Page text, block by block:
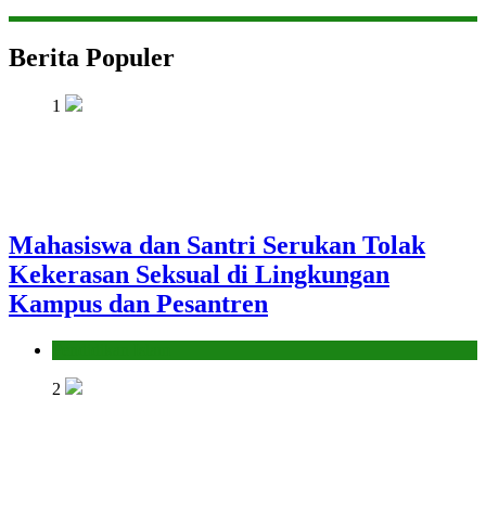
Berita Populer
1
Mahasiswa dan Santri Serukan Tolak
Kekerasan Seksual di Lingkungan
Kampus dan Pesantren
2